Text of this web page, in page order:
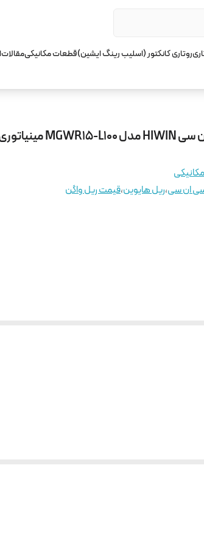
روتاری کانکتور (اسلیب رینگ ایشین)قطعات مکانیکیمقالات
ان سی،ریل هایوین،قیمت ریل واگن